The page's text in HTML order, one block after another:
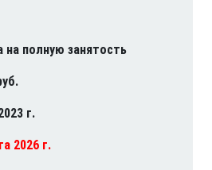
на полную занятость
г.
2026 г.